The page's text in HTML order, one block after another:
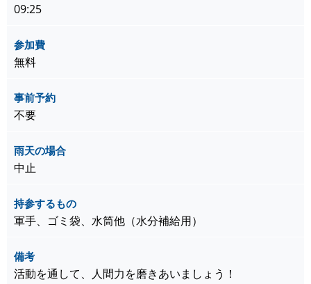
09:25
参加費
無料
事前予約
不要
雨天の場合
中止
持参するもの
軍手、ゴミ袋、水筒他（水分補給用）
備考
活動を通して、人間力を磨きあいましょう！